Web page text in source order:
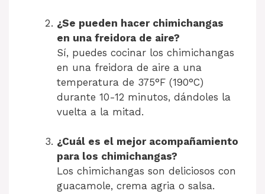
¿Se pueden hacer chimichangas
en una freidora de aire?
Sí, puedes cocinar los chimichangas
en una freidora de aire a una
temperatura de 375°F (190°C)
durante 10-12 minutos, dándoles la
vuelta a la mitad.
¿Cuál es el mejor acompañamiento
para los chimichangas?
Los chimichangas son deliciosos con
guacamole, crema agria o salsa.